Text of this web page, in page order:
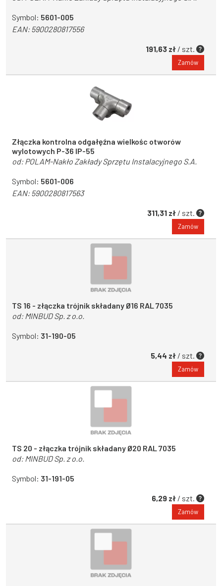
Symbol: 5601-005
EAN:5900280817556
191,63 zł / szt.
Zamów
Złączka kontrolna odgałęźna wielkośc otworów
wylotowych P-36 IP-55
od: POLAM-Nakło Zakłady Sprzętu Instalacyjnego S.A.
Symbol: 5601-006
EAN:5900280817563
311,31 zł / szt.
Zamów
TS 16 - złączka trójnik składany Ø16 RAL 7035
od: MINBUD Sp. z o.o.
Symbol: 31-190-05
5,44 zł / szt.
Zamów
TS 20 - złączka trójnik składany Ø20 RAL 7035
od: MINBUD Sp. z o.o.
Symbol: 31-191-05
6,29 zł / szt.
Zamów